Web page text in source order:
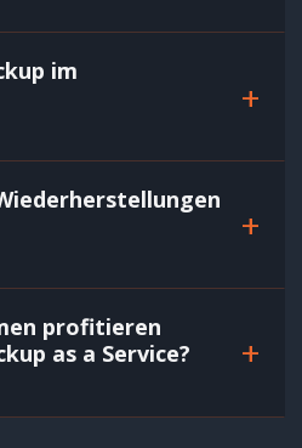
im
+
+
profitieren
as a Service?
+